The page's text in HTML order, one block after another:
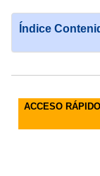
Índice
ACCESO RÁPIDO